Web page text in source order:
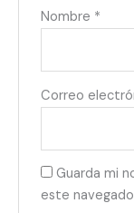
Nombre *
Correo
Guarda mi
este